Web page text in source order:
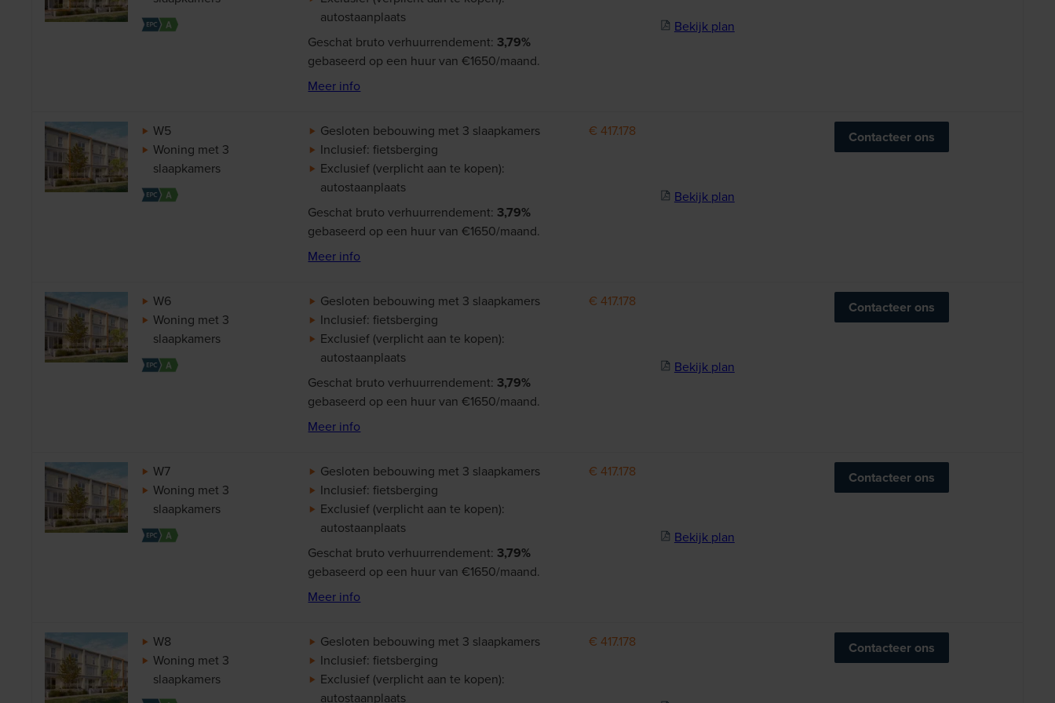
autostaanplaats
Geschat bruto verhuurrendement: 3,79%
gebaseerd op een huur van €1650/maand.
Meer info
Bekijk plan
W5
Woning met 3
slaapkamers
Gesloten bebouwing met 3 slaapkamers
Inclusief: fietsberging
Exclusief (verplicht aan te kopen):
autostaanplaats
Geschat bruto verhuurrendement: 3,79%
gebaseerd op een huur van €1650/maand.
Meer info
€ 417.178
Bekijk plan
Contacteer ons
W6
Woning met 3
slaapkamers
Gesloten bebouwing met 3 slaapkamers
Inclusief: fietsberging
Exclusief (verplicht aan te kopen):
autostaanplaats
Geschat bruto verhuurrendement: 3,79%
gebaseerd op een huur van €1650/maand.
Meer info
€ 417.178
Bekijk plan
Contacteer ons
W7
Woning met 3
slaapkamers
Gesloten bebouwing met 3 slaapkamers
Inclusief: fietsberging
Exclusief (verplicht aan te kopen):
autostaanplaats
Geschat bruto verhuurrendement: 3,79%
gebaseerd op een huur van €1650/maand.
Meer info
€ 417.178
Bekijk plan
Contacteer ons
W8
Woning met 3
slaapkamers
Gesloten bebouwing met 3 slaapkamers
Inclusief: fietsberging
Exclusief (verplicht aan te kopen):
autostaanplaats
€ 417.178 Contacteer ons